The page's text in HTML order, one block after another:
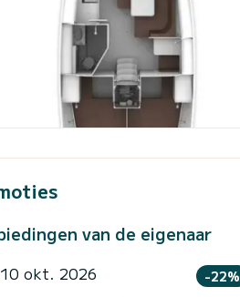
van de eigenaar
okt. 2026 -22%